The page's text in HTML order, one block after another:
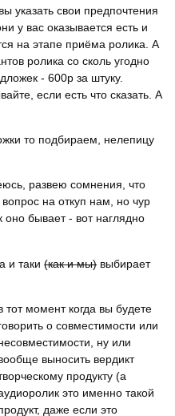
указать свои предпочтения
у вас оказывается есть и
на этапе приёма ролика. А
ролика со сколь угодно
- 600р за штуку.
если есть что сказать. А
то подбираем, нелепицу
развею сомнения, что
на откуп нам, но чур
бывает - вот наглядно
и таки(как и мы)выбирает
тот момент когда вы будете
о совместимости или
ну или
выносить вердикт
продукту (а
это именно такой
даже если это